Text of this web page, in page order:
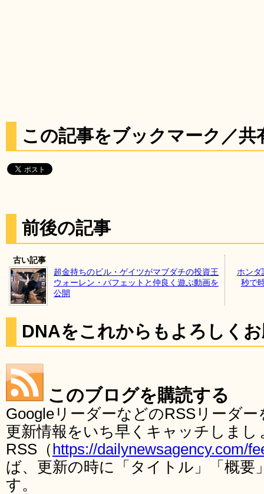
この記事をブックマーク／共
前後の記事
古い記事
超金持ちのビル・ゲイツがマブダチの投資王
ウォーレン・バフェットと仲良く遊ぶ動画を
公開
ホン
秒で
DNAをこれからもよろしく
このブログを購読する
GoogleリーダーなどのRSSリーダ
更新情報をいち早くキャッチしま
RSS（ https://dailynewsagency.com/
ば、更新の時に「タイトル」「概要
す。